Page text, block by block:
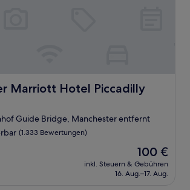
Marriott Hotel Piccadilly
Hotel Piccadilly
Guide Bridge, Manchester entfernt
(1.333 Bewertungen)
Der
Preis
beträgt
100 €
inkl. Steuern & Gebühren
16. Aug.–17. Aug.